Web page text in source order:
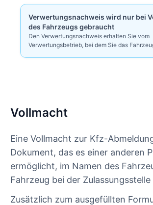
Verwertungsnachweis wird nur bei
des Fahrzeugs gebraucht
Den Verwertungsnachweis erhalten Sie vom
Verwertungsbetrieb, bei dem Sie das
Vollmacht
Eine Vollmacht zur Kfz-
Dokument, das es einer anderen
ermöglicht, im Namen des
Fahrzeug bei der
Zusätzlich zum ausgefüllten